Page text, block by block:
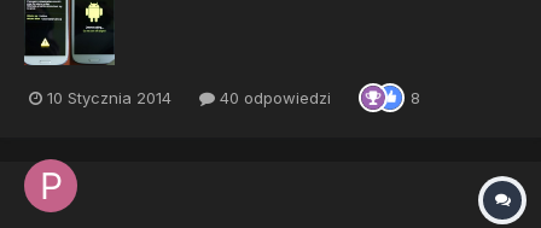
oprogramowania nie nabija licznika flashowań. Ta metoda...
10 Stycznia 2014 40 odpowiedzi 8